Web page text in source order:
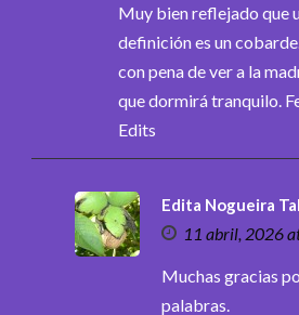
Muy bien reflejado que
definición es un
con pena de ver a la
que dormirá tranquilo.
Edits
Edita Nogueira
11 abril, 2026
Muchas gracias
palabras.